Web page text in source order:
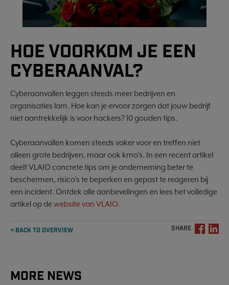
HOE VOORKOM JE EEN
CYBERAANVAL?
Cyberaanvallen leggen steeds meer bedrijven en
organisaties lam. Hoe kan je ervoor zorgen dat jouw bedrijf
niet aantrekkelijk is voor hackers? 10 gouden tips.
Cyberaanvallen komen steeds vaker voor en treffen niet
alleen grote bedrijven, maar ook kmo’s. In een recent artikel
deelt VLAIO concrete tips om je onderneming beter te
beschermen, risico’s te beperken en gepast te reageren bij
een incident. Ontdek alle aanbevelingen en lees het volledige
artikel op dewebsite van VLAIO.
« BACK TO OVERVIEW SHARE
MORE NEWS